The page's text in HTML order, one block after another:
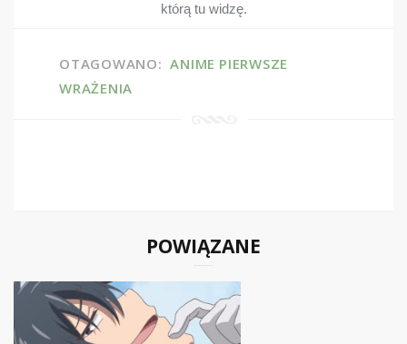
którą tu widzę.
OTAGOWANO: ANIME PIERWSZE
WRAŻENIA
POWIĄZANE